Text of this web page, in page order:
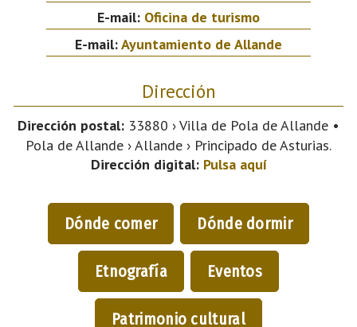
E-mail: Oficina de turismo
E-mail:Ayuntamiento de Allande
Dirección
Dirección postal: 33880 › Villa de Pola de Allande •
Pola de Allande › Allande › Principado de Asturias.
Dirección digital: Pulsa aquí
Dónde comer Dónde dormir
Etnografía Eventos
Patrimonio cultural